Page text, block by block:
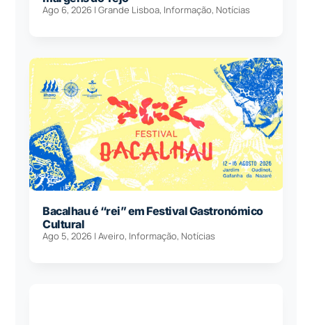
Ago 6, 2026 |Grande Lisboa, Informação, Notícias
Bacalhau é “rei” em Festival Gastronómico
Cultural
Ago 5, 2026 |Aveiro, Informação, Notícias